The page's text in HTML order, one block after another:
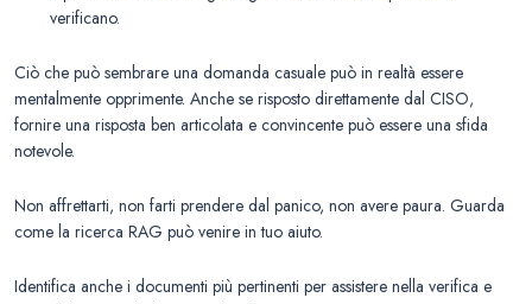
verificano.
Ciò che può sembrare una domanda casuale può in realtà essere
mentalmente opprimente. Anche se risposto direttamente dal CISO,
fornire una risposta ben articolata e convincente può essere una sfida
notevole.
Non affrettarti, non farti prendere dal panico, non avere paura. Guarda
come la ricerca RAG può venire in tuo aiuto.
Identifica anche i documenti più pertinenti per assistere nella verifica e